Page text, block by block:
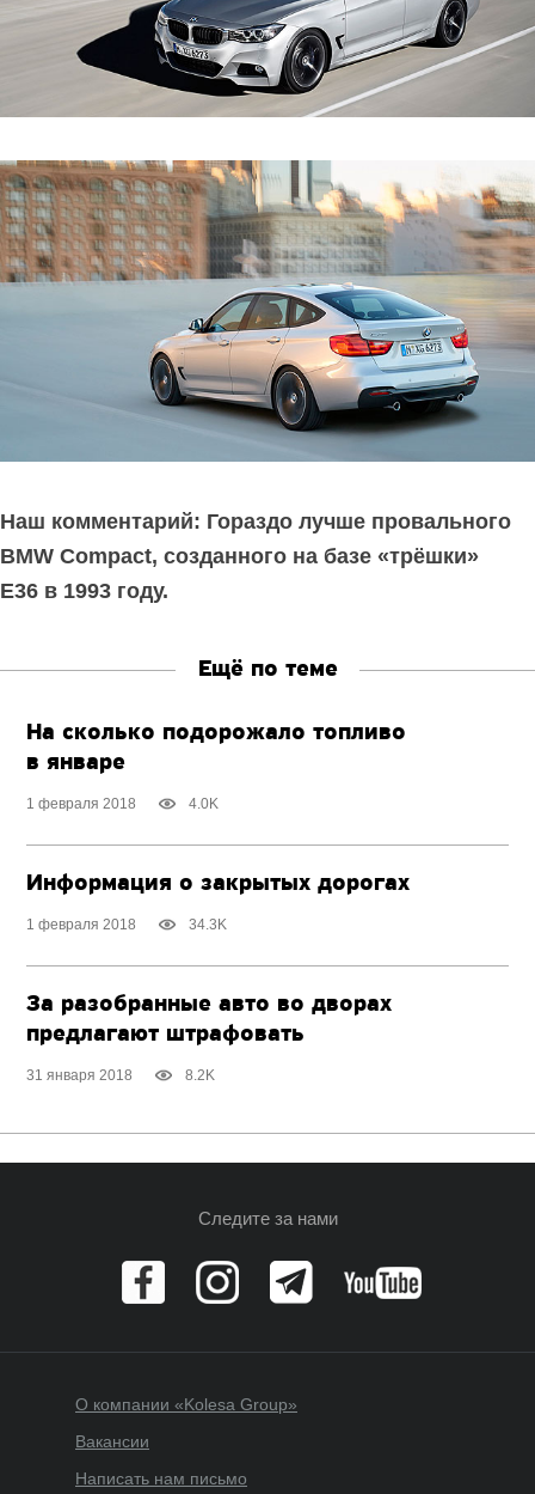
Наш комментарий: Гораздо лучше провального
BMW Compact, созданного на базе «трёшки»
E36 в 1993 году.
Ещё по теме
На сколько подорожало топливо
в январе
1 февраля 2018 4.0K
Информация о закрытых дорогах
1 февраля 2018 34.3K
За разобранные авто во дворах
предлагают штрафовать
31 января 2018 8.2K
Следите за нами
О компании «Kolesa Group»
Вакансии
Написать нам письмо